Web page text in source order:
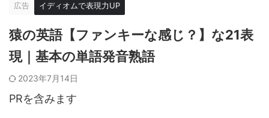
広告 イディオムで表現力UP
猿の英語【ファンキーな感じ？】な21表
現｜基本の単語発音熟語
2023年7月14日
PRを含みます